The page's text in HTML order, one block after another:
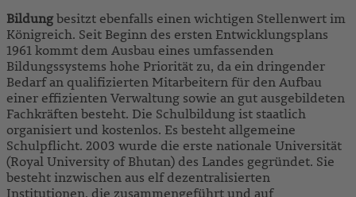
Bildungbesitzt ebenfalls einen wichtigen Stellenwert im
Königreich. Seit Beginn des ersten Entwicklungsplans
1961 kommt dem Ausbau eines umfassenden
Bildungssystems hohe Priorität zu, da ein dringender
Bedarf an qualifizierten Mitarbeitern für den Aufbau
einer effizienten Verwaltung sowie an gut ausgebildeten
Fachkräften besteht. Die Schulbildung ist staatlich
organisiert und kostenlos. Es besteht allgemeine
Schulpflicht. 2003 wurde die erste nationale Universität
(Royal University of Bhutan) des Landes gegründet. Sie
besteht inzwischen aus elf dezentralisierten
Institutionen, die zusammengeführt und auf